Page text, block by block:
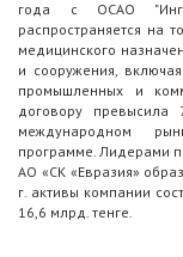
года с ОСАО
распространяется на
медицинского
и сооружения,
промышленных и
договору
международном
программе. Лидерами
АО «СК «Евразия»
г. активы компании
16,6 млрд. тенге.